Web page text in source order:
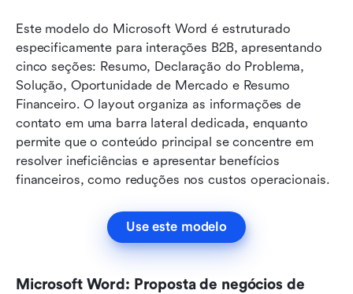
Este modelo do Microsoft Word é estruturado
especificamente para interações B2B, apresentando
cinco seções: Resumo, Declaração do Problema,
Solução, Oportunidade de Mercado e Resumo
Financeiro. O layout organiza as informações de
contato em uma barra lateral dedicada, enquanto
permite que o conteúdo principal se concentre em
resolver ineficiências e apresentar benefícios
financeiros, como reduções nos custos operacionais.
Use este modelo
Microsoft Word: Proposta de negócios de